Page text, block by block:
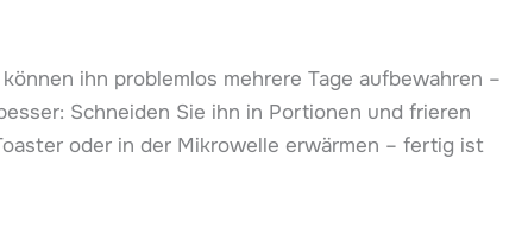
ihn problemlos mehrere Tage aufbewahren –
Schneiden Sie ihn in Portionen und frieren
oder in der Mikrowelle erwärmen – fertig ist